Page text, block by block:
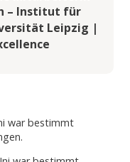
– Institut für
Leipzig |
war bestimmt